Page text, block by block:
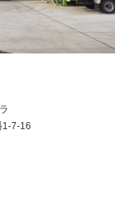
1-7-16